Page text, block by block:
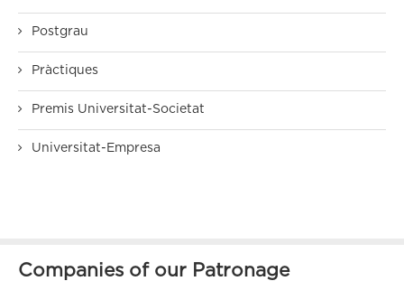
Postgrau
Pràctiques
Premis Universitat-Societat
Universitat-Empresa
Companies of our Patronage